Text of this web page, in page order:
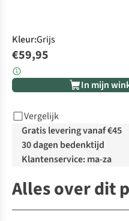
Kleur:Grijs
€59,95
In mijn
Vergelijk
Gratis levering vanaf €45
30 dagen bedenktijd
Klantenservice: ma-za
Alles over dit